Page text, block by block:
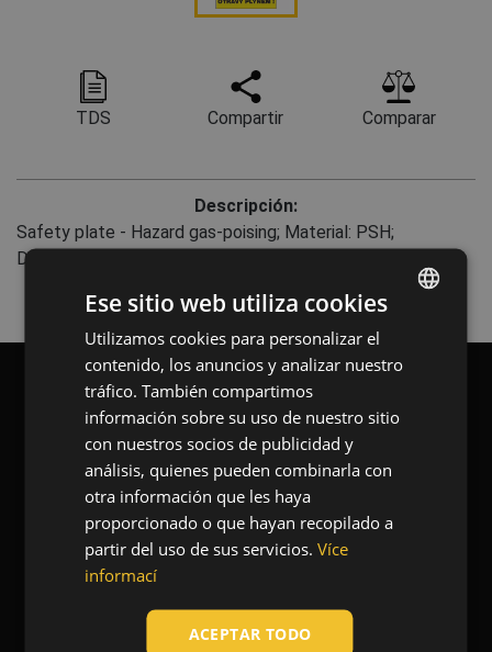
TDS Compartir Comparar
Descripción:
Safety plate - Hazard gas-poising; Material: PSH;
Dimensions: 30 x 21 cm;
Blog
Contacto
ENGLISH
CZECH
HUNGARIAN
SLOVAK
POLISH
Ese sitio web utiliza cookies
Utilizamos cookies para personalizar el
contenido, los anuncios y analizar nuestro
tráfico. También compartimos
información sobre su uso de nuestro sitio
con nuestros socios de publicidad y
análisis, quienes pueden combinarla con
otra información que les haya
proporcionado o que hayan recopilado a
partir del uso de sus servicios. Více
informací
ACEPTAR TODO